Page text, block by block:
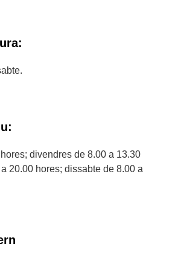
divendres de 8.00 a 13.30
20.00 hores; dissabte de 8.00 a